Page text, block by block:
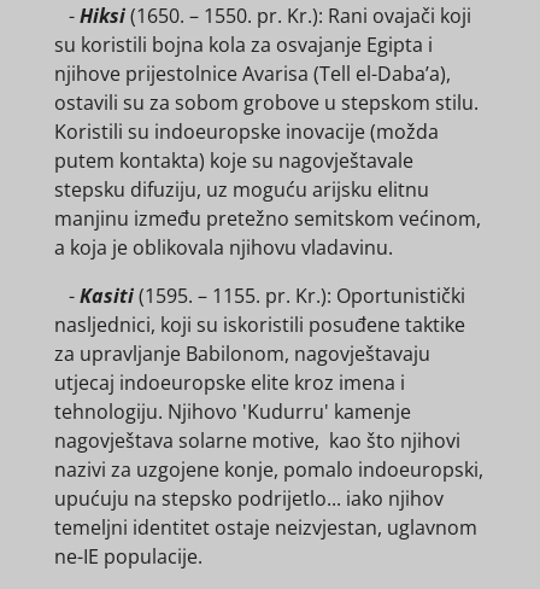
-Hiksi(1650. – 1550. pr. Kr.): Rani ovajači koji
su koristili bojna kola za osvajanje Egipta i
njihove prijestolnice Avarisa (Tell el-Daba’a),
ostavili su za sobom grobove u stepskom stilu.
Koristili su indoeuropske inovacije (možda
putem kontakta) koje su nagovještavale
stepsku difuziju, uz moguću arijsku elitnu
manjinu između pretežno semitskom većinom,
a koja je oblikovala njihovu vladavinu.
-Kasiti(1595. – 1155. pr. Kr.): Oportunistički
nasljednici, koji su iskoristili posuđene taktike
za upravljanje Babilonom, nagovještavaju
utjecaj indoeuropske elite kroz imena i
tehnologiju. Njihovo 'Kudurru' kamenje
nagovještava solarne motive, kao što njihovi
nazivi za uzgojene konje, pomalo indoeuropski,
upućuju na stepsko podrijetlo... iako njihov
temeljni identitet ostaje neizvjestan, uglavnom
ne-IE populacije.